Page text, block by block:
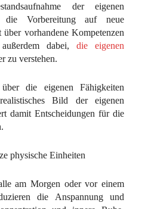
der eigenen
die Vorbereitung auf neue
vorhandene Kompetenzen
dabei, die eigenen
zu verstehen.
die eigenen Fähigkeiten
Bild der eigenen
damit Entscheidungen für die
physische Einheiten
am Morgen oder vor einem
die Anspannung und